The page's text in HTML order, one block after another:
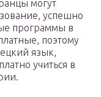
могут
успешно
программы в
поэтому
язык,
учиться в